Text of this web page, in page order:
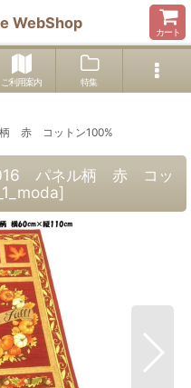
WebShop
カート
ご利用案内 特集
柄 赤 コットン100%
パネル柄 赤 コッ
]